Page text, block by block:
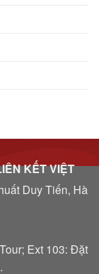
KẾT VIỆT
Duy Tiến, Hà
Ext 103: Đặt